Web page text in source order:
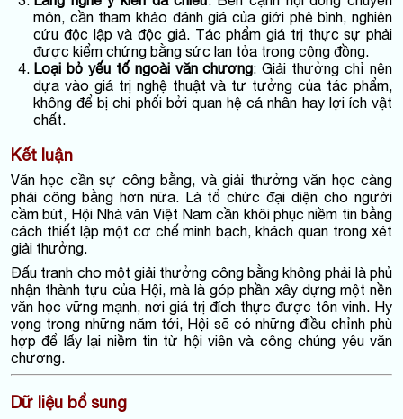
môn, cần tham khảo đánh giá của giới phê bình, nghiên
cứu độc lập và độc giả. Tác phẩm giá trị thực sự phải
được kiểm chứng bằng sức lan tỏa trong cộng đồng.
Loại bỏ yếu tố ngoài văn chương: Giải thưởng chỉ nên
dựa vào giá trị nghệ thuật và tư tưởng của tác phẩm,
không để bị chi phối bởi quan hệ cá nhân hay lợi ích vật
chất.
Kết luận
Văn học cần sự công bằng, và giải thưởng văn học càng
phải công bằng hơn nữa. Là tổ chức đại diện cho người
cầm bút, Hội Nhà văn Việt Nam cần khôi phục niềm tin bằng
cách thiết lập một cơ chế minh bạch, khách quan trong xét
giải thưởng.
Đấu tranh cho một giải thưởng công bằng không phải là phủ
nhận thành tựu của Hội, mà là góp phần xây dựng một nền
văn học vững mạnh, nơi giá trị đích thực được tôn vinh. Hy
vọng trong những năm tới, Hội sẽ có những điều chỉnh phù
hợp để lấy lại niềm tin từ hội viên và công chúng yêu văn
chương.
Dữ liệu bổ sung